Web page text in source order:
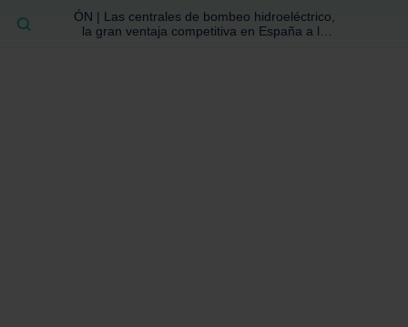
ÓN | Las centrales de bombeo hidroeléctrico,
la gran ventaja competitiva en España a la
BUSCAR